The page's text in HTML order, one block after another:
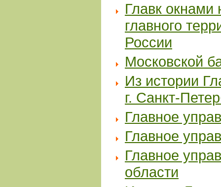
Главк окнами
главного
России
Московской
Из истории
г. Санкт-
Главное
Главное
Главное
области